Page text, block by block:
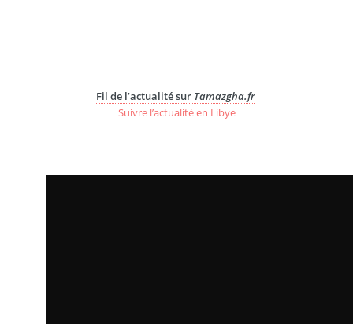
Fil de l’actualité sur Tamazgha.fr
Suivre l’actualité en Libye